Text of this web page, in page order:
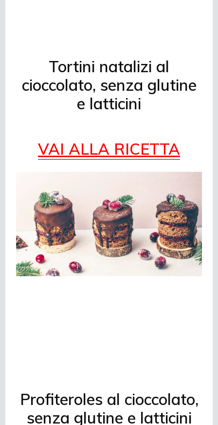
Tortini natalizi al
cioccolato, senza glutine
e latticini
VAI ALLA RICETTA
Profiteroles al cioccolato,
senza glutine e latticini